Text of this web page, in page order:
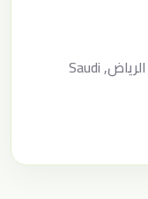
الرياض, الرياض, الرياض, Saudi